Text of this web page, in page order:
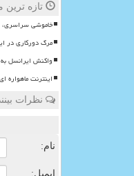
تازه
خاموشی سراسری،
مرگ دورکاری در
واکنش ایرانسل
اینترنت ماهواره
نظرات
نام:
ایمیل: